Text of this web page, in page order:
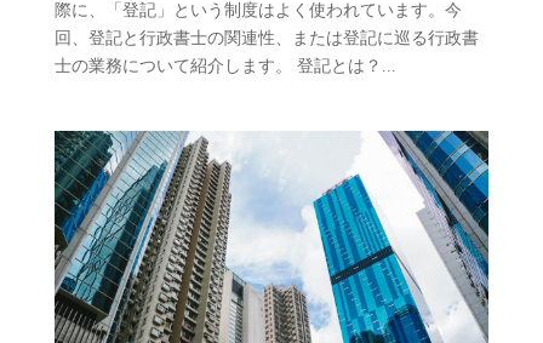
際に、「登記」という制度はよく使われています。今
回、登記と行政書士の関連性、または登記に巡る行政書
士の業務について紹介します。 登記とは？...